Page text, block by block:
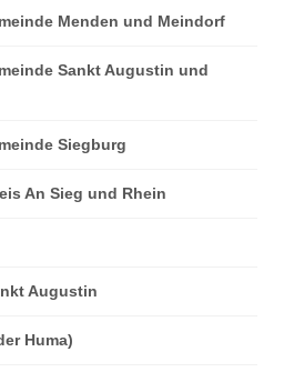
Menden und Meindorf
Sankt Augustin und
Siegburg
An Sieg und Rhein
Augustin
Huma)